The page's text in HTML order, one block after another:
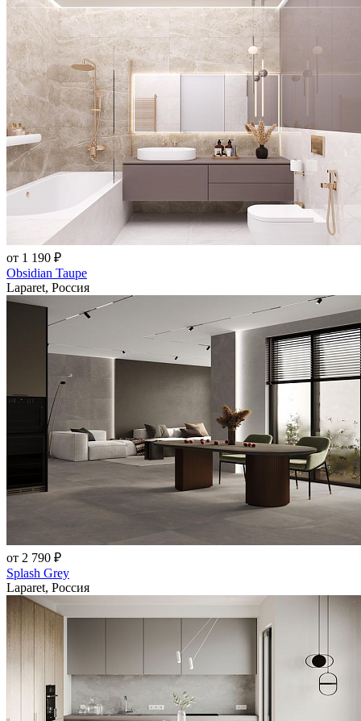
от 1 190 ₽
Obsidian Taupe
Laparet, Россия
от 2 790 ₽
Splash Grey
Laparet, Россия